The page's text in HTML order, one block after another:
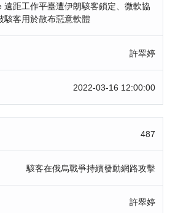
遠距工作平臺遭伊朗駭客鎖定、微軟協
駭客用於散布惡意軟體
許翠婷
2022-03-16 12:00:00
487
駭客在俄烏戰爭持續發動網路攻擊
許翠婷